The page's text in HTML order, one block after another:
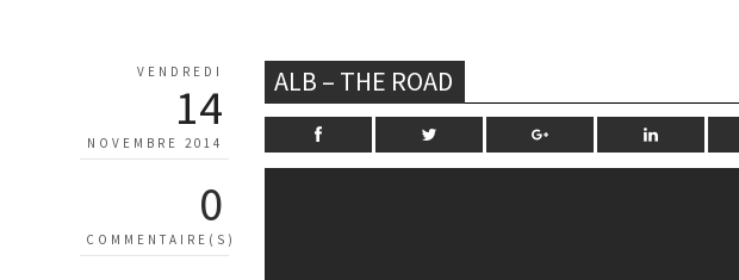
VENDREDI
14
NOVEMBRE 2014
0
COMMENTAIRE(S)
ALB – THE ROAD